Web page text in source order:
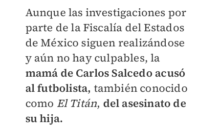
Aunque las investigaciones por
parte de la Fiscalía del Estados
de México siguen realizándose
y aún no hay culpables, la
mamá de Carlos Salcedo acusó
al futbolista, también conocido
como El Titán, del asesinato de
su hija.